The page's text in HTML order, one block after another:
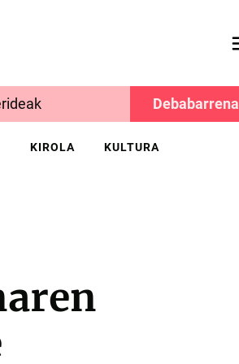
Debabarrena
KIROLA KULTURA